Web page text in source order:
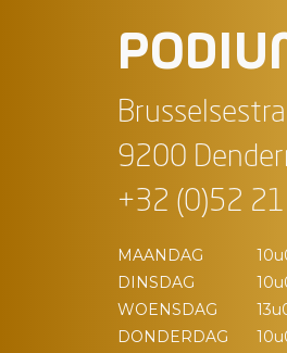
9200
+32 (0)52
MAANDAG
DINSDAG
WOENSDAG
DONDERDAG